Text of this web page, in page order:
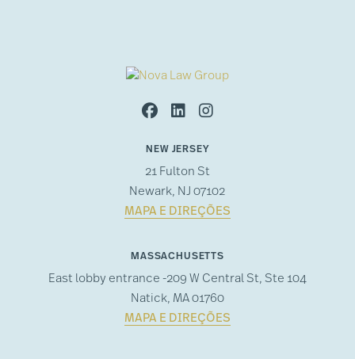
NEW JERSEY
21 Fulton St
Newark, NJ 07102
MAPA E DIREÇÕES
MASSACHUSETTS
East lobby entrance -209 W Central St, Ste 104
Natick, MA 01760
MAPA E DIREÇÕES